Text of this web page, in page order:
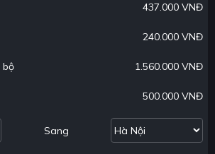
437.000 VNĐ
240.000 VNĐ
bộ 1.560.000 VNĐ
500.000 VNĐ
Sang